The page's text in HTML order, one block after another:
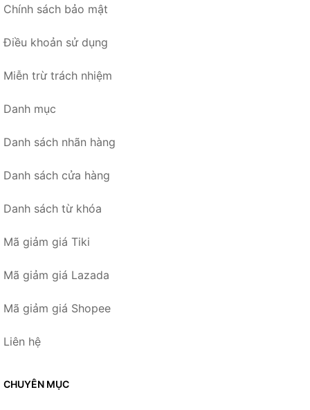
Chính sách bảo mật
Điều khoản sử dụng
Miễn trừ trách nhiệm
Danh mục
Danh sách nhãn hàng
Danh sách cửa hàng
Danh sách từ khóa
Mã giảm giá Tiki
Mã giảm giá Lazada
Mã giảm giá Shopee
Liên hệ
CHUYÊN MỤC